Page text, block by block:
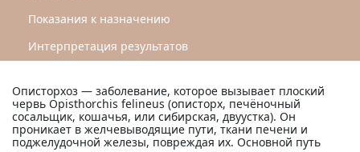
Показания к назначению
Интерпретация результатов
Описторхоз — заболевание, которое вызывает плоский
червь Opisthorchis felineus (описторх, печёночный
сосальщик, кошачья, или сибирская, двуустка). Он
проникает в желчевыводящие пути, ткани печени и
поджелудочной железы, повреждая их. Основной путь